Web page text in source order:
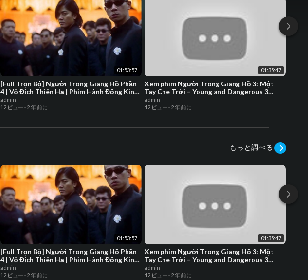
tụ nhiều cái tên nổi bật như Trịnh Y
Kiện, Lê Tư, Trần Tiểu Xuân,…Đây c
ũng là khởi đầu cho các phần tiếp th
eo của loạt phim đình đám này
#nguoitronggiangho #tranhaonam #
trinhykien
01:53:57
[Full Trọn Bộ] Người Trong Giang Hồ Phần
4 | Vô Địch Thiên Hạ | Phim Hành Động Kinh
Điển
admin
12 ビュー · 2 年 前に
01:35:47
Xem phim Người Trong Giang Hồ 3: Một
Tay Che Trời – Young and Dangerous 3
(1996)
admin
42 ビュー · 2 年 前に
もっと調べる
01:53:57
[Full Trọn Bộ] Người Trong Giang Hồ Phần
4 | Vô Địch Thiên Hạ | Phim Hành Động Kinh
Điển
admin
12 ビュー · 2 年 前に
01:35:47
Xem phim Người Trong Giang Hồ 3: Một
Tay Che Trời – Young and Dangerous 3
(1996)
admin
42 ビュー · 2 年 前に